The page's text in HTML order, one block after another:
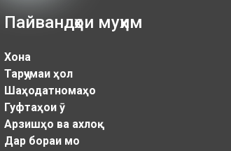
Пайвандҳои муҳим
Хона
Тарҷумаи ҳол
Шаҳодатномаҳо
Гуфтаҳои ӯ
Арзишҳо ва ахлоқ
Дар бораи мо